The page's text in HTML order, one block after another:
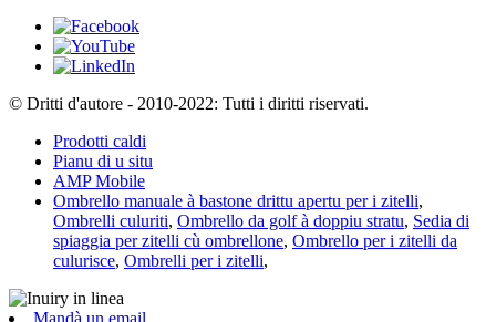
© Dritti d'autore - 2010-2022: Tutti i diritti riservati.
Prodotti caldi
Pianu di u situ
AMP Mobile
Ombrello manuale à bastone drittu apertu per i zitelli,
Ombrelli culuriti, Ombrello da golf à doppiu stratu, Sedia di
spiaggia per zitelli cù ombrellone, Ombrello per i zitelli da
culurisce, Ombrelli per i zitelli,